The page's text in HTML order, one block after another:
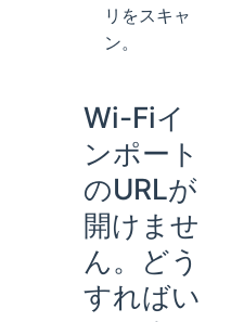
リをスキャ
ン。
Wi-Fiイ
ンポート
のURLが
開けませ
ん。どう
すればい